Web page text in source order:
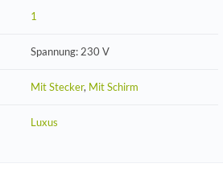
1
Spannung: 230 V
Mit Stecker, Mit Schirm
Luxus